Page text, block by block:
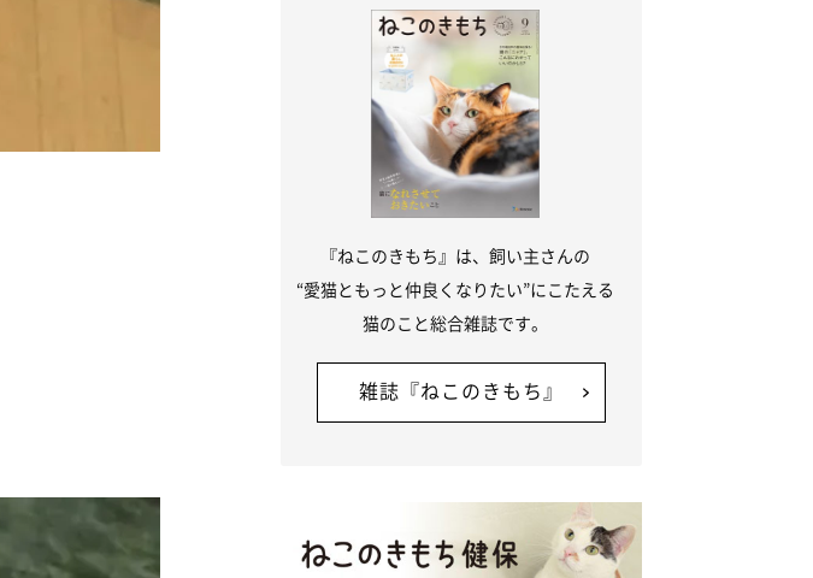
『ねこのきもち』は、飼い主さんの
“愛猫ともっと仲良くなりたい”にこたえる
猫のこと総合雑誌です。
雑誌『ねこのきもち』